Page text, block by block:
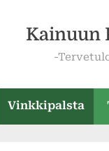
Kainuun
-
Vinkkipalsta